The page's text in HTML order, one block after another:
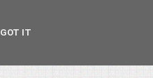
GOT IT